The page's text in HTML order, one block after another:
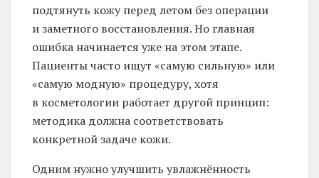
подтянуть кожу перед летом без операции
и заметного восстановления. Но главная
ошибка начинается уже на этом этапе.
Пациенты часто ищут «самую сильную» или
«самую модную» процедуру, хотя
в косметологии работает другой принцип:
методика должна соответствовать
конкретной задаче кожи.
Одним нужно улучшить увлажнённость